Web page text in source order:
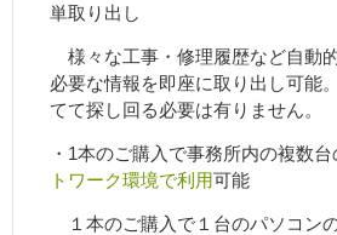
単取り出し
様々な工事・修理履歴など自動
必要な情報を即座に取り出し可能
てて探し回る必要は有りません。
・1本のご購入で事務所内の複数
トワーク環境で利用可能
１本のご購入で１台のパソコン